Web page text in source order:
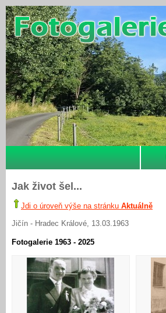
Jak život šel...
Jdi o úroveň výše na stránku Aktuálně
Jičín - Hradec Králové, 13.03.1963
Fotogalerie 1963 - 2025